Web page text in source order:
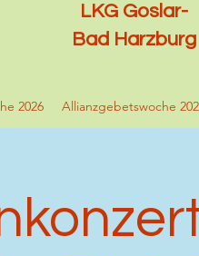
LKG Goslar-
Bad Harzburg
2026 Allianzgebetswoche